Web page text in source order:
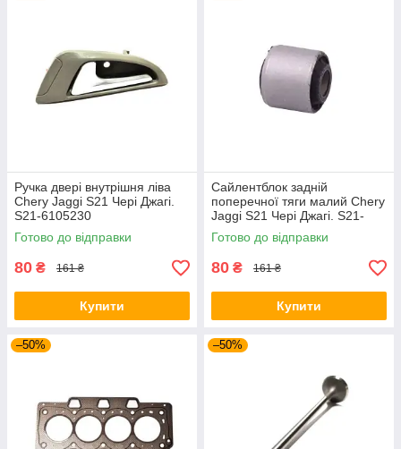
Ручка двері внутрішня ліва
Chery Jaggi S21 Чері Джагі.
S21-6105230
Готово до відправки
80 ₴ 161 ₴
Купити
Сайлентблок задній
поперечної тяги малий Chery
Jaggi S21 Чері Джагі. S21-
3301140
Готово до відправки
80 ₴ 161 ₴
Купити
–50% –50%